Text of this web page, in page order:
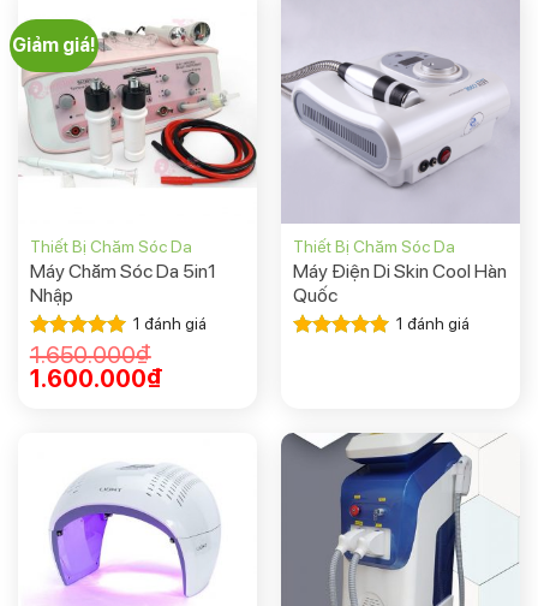
Giảm giá!
Thiết Bị Chăm Sóc Da
Máy Chăm Sóc Da 5in1
Nhập
Được xếp
hạng5.00
5 sao
1 đánh giá
1.650.000₫
1.600.000₫
Thiết Bị Chăm Sóc Da
Máy Điện Di Skin Cool Hàn
Quốc
1 đánh giá